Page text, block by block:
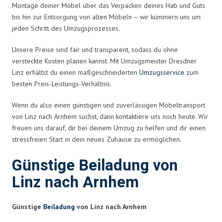
Montage deiner Möbel über das Verpacken deines Hab und Guts
bis hin zur Entsorgung von alten Möbeln – wir kümmern uns um
jeden Schritt des Umzugsprozesses.
Unsere Preise sind fair und transparent, sodass du ohne
versteckte Kosten planen kannst. Mit Umzugsmeister Dresdner
Linz erhältst du einen maßgeschneiderten Umzugsservice zum
besten Preis-Leistungs-Verhältnis.
Wenn du also einen günstigen und zuverlässigen Möbeltransport
von Linz nach Arnhem suchst, dann kontaktiere uns noch heute. Wir
freuen uns darauf, dir bei deinem Umzug zu helfen und dir einen
stressfreien Start in dein neues Zuhause zu ermöglichen.
Günstige Beiladung von
Linz nach Arnhem
Günstige Beiladung von Linz nach Arnhem